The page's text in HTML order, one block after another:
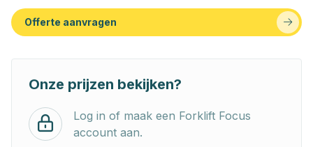
Offerte aanvragen
Onze prijzen bekijken?
Log in of maak een Forklift Focus
account aan.